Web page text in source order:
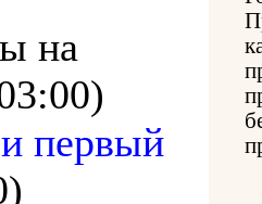
на
первый